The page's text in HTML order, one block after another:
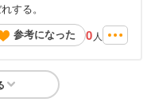
する。
参考になった
0 人